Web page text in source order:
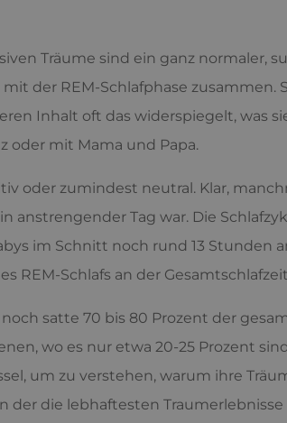
Träume sind ein ganz normaler,
der REM-Schlafphase zusammen.
Inhalt oft das widerspiegelt, was
oder mit Mama und Papa.
oder zumindest neutral. Klar,
anstrengender Tag war. Die
im Schnitt noch rund 13 Stunden
REM-Schlafs an der
satte 70 bis 80 Prozent der
wo es nur etwa 20-25 Prozent
um zu verstehen, warum ihre
der die lebhaftesten